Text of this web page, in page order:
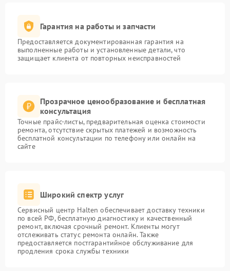
Гарантия на работы и запчасти
Предоставляется документированная гарантия на
выполненные работы и установленные детали, что
защищает клиента от повторных неисправностей
Прозрачное ценообразование и бесплатная
консультация
Точные прайс-листы, предварительная оценка стоимости
ремонта, отсутствие скрытых платежей и возможность
бесплатной консультации по телефону или онлайн на
сайте
Широкий спектр услуг
Сервисный центр Halten обеспечивает доставку техники
по всей РФ, бесплатную диагностику и качественный
ремонт, включая срочный ремонт. Клиенты могут
отслеживать статус ремонта онлайн. Также
предоставляется постгарантийное обслуживание для
продления срока службы техники